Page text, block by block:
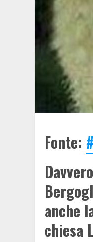
Fonte:
anche
chiesa